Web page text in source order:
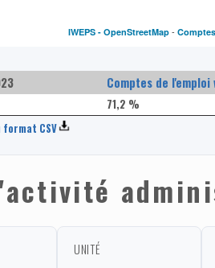
IWEPS - OpenStreetMap -
Comptes de l'emploi
71,2 %
CSV
UNITÉ